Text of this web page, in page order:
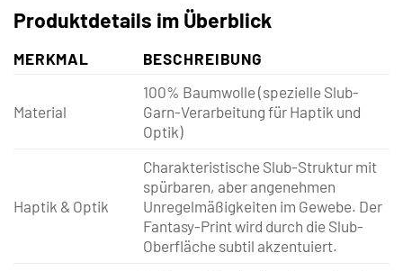
Produktdetails im Überblick
MERKMAL BESCHREIBUNG
Material
100% Baumwolle (spezielle Slub-
Garn-Verarbeitung für Haptik und
Optik)
Haptik & Optik
Charakteristische Slub-Struktur mit
spürbaren, aber angenehmen
Unregelmäßigkeiten im Gewebe. Der
Fantasy-Print wird durch die Slub-
Oberfläche subtil akzentuiert.